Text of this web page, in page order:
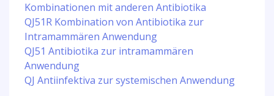
Kombinationen mit anderen Antibiotika
QJ51R Kombination von Antibiotika zur
Intramammären Anwendung
QJ51 Antibiotika zur intramammären
Anwendung
QJ Antiinfektiva zur systemischen Anwendung